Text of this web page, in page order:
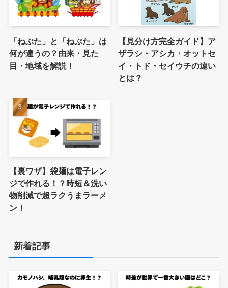
「ねぶた」と「ねぷた」は
何が違うの？由来・見た
目・地域を解説！
【見分け方完全ガイド】ア
ザラシ・アシカ・オットセ
イ・トド・セイウチの違い
とは？
【裏ワザ】袋麺は電子レン
ジで作れる！？時短＆洗い
物削減で超ラクうまラーメ
ン！
新着記事